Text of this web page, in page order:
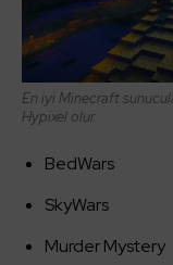
En iyi Minecraft
Hypixel olur.
BedWars
SkyWars
Murder Mystery